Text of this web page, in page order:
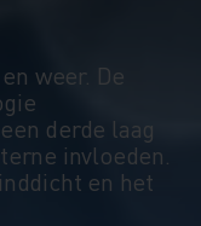
weer. De
derde laag
invloeden.
en het